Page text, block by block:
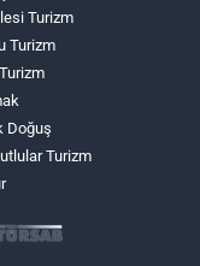
Turizm
Turizm
Doğuş
Turizm